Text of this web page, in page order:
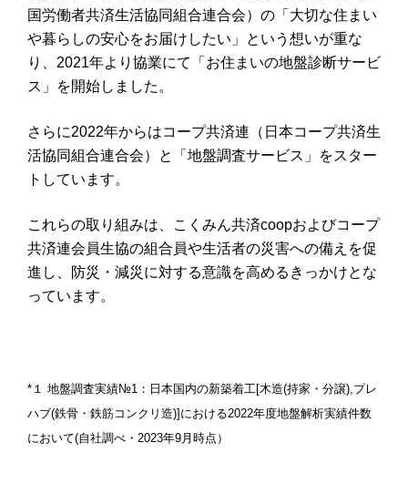
国労働者共済生活協同組合連合会）の「大切な住まい
や暮らしの安心をお届けしたい」という想いが重な
り、 2021年より協業にて「お住まいの地盤診断サービ
ス」を開始しました。
さらに2022年からはコープ共済連（日本コープ共済生
活協同組合連合会）と「地盤調査サービス」をスター
トしています。
これらの取り組みは、こくみん共済coopおよびコープ
共済連会員生協の組合員や生活者の災害への備えを促
進し、防災・減災に対する意識を高めるきっかけとな
っています。
* １ 地盤調査実績№1 ：日本国内の新築着工[木造(持家・分譲),プレ
ハブ(鉄骨・鉄筋コンクリ造)] における2022年度地盤解析実績件数
において(自社調べ・ 2023年9月時点）